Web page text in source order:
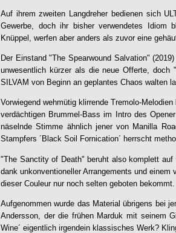
Auf ihrem zweiten Langdreher bedienen sich
Gewerbe, doch ihr bisher verwendetes Idiom
Knüppel, werfen aber anders als zuvor eine
Der Einstand "The Spearwound Salvation"
unwesentlich kürzer als die neue Offerte, doch "
SILVAM von Beginn an geplantes Chaos walten
Vorwiegend wehmütig klirrende Tremolo-
verdächtigen Brummel-Bass im Intro des
näselnde Stimme ähnlich jener von Manilla
Stampfers ´Black Soil Fornication´ herrscht
"The Sanctity of Death" beruht also komplett auf
dank unkonventioneller Arrangements und
dieser Couleur nur noch selten geboten bekommt.
Aufgenommen wurde das Material übrigens bei
Andersson, der die frühen Marduk mit seinem
Wine´ eigentlich irgendein klassisches Werk?